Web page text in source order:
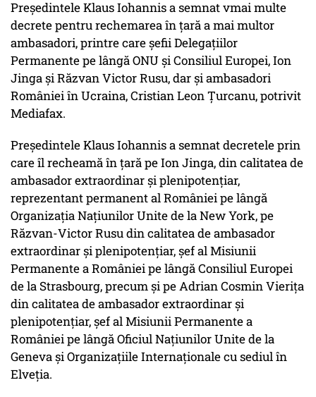
Președintele Klaus Iohannis a semnat vmai multe
decrete pentru rechemarea în țară a mai multor
ambasadori, printre care șefii Delegațiilor
Permanente pe lângă ONU și Consiliul Europei, Ion
Jinga și Răzvan Victor Rusu, dar și ambasadori
României în Ucraina, Cristian Leon Țurcanu, potrivit
Mediafax.
Președintele Klaus Iohannis a semnat decretele prin
care îl recheamă în țară pe Ion Jinga, din calitatea de
ambasador extraordinar și plenipotențiar,
reprezentant permanent al României pe lângă
Organizația Națiunilor Unite de la New York, pe
Răzvan-Victor Rusu din calitatea de ambasador
extraordinar și plenipotențiar, șef al Misiunii
Permanente a României pe lângă Consiliul Europei
de la Strasbourg, precum și pe Adrian Cosmin Vierița
din calitatea de ambasador extraordinar și
plenipotențiar, șef al Misiunii Permanente a
României pe lângă Oficiul Națiunilor Unite de la
Geneva și Organizațiile Internaționale cu sediul în
Elveția.